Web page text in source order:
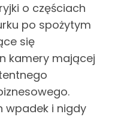
o częściach
po spożytym
się
kamery mającej
wpadek i nigdy